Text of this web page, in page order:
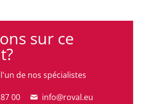
sur ce
de nos spécialistes
00 info@roval.eu